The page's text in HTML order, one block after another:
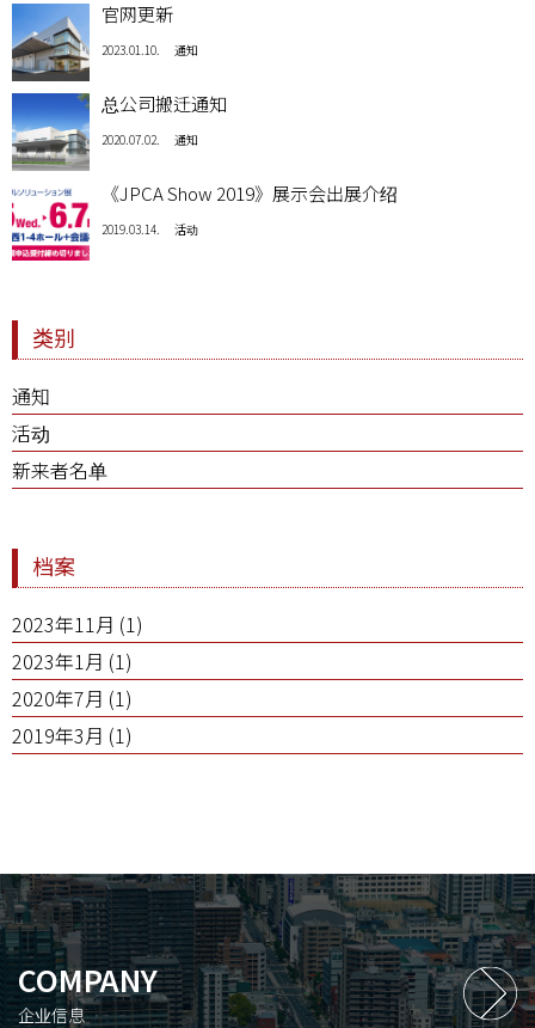
官网更新
2023.01.10. 通知
总公司搬迁通知
2020.07.02. 通知
《JPCA Show 2019》展示会出展介绍
2019.03.14. 活动
类别
通知
活动
新来者名单
档案
2023年11月 (1)
2023年1月 (1)
2020年7月 (1)
2019年3月 (1)
COMPANY
企业信息